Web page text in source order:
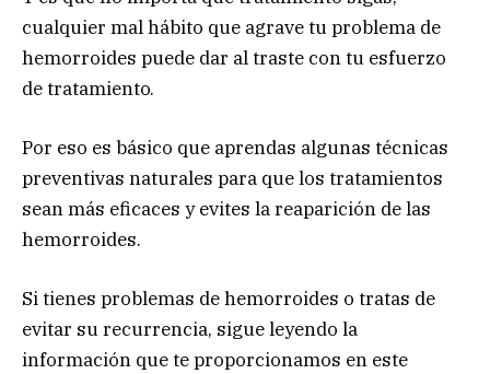
cualquier mal hábito que agrave tu problema de
hemorroides puede dar al traste con tu esfuerzo
de tratamiento.
Por eso es básico que aprendas algunas técnicas
preventivas naturales para que los tratamientos
sean más eficaces y evites la reaparición de las
hemorroides.
Si tienes problemas de hemorroides o tratas de
evitar su recurrencia, sigue leyendo la
información que te proporcionamos en este